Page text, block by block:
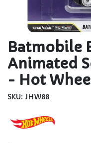
Batmobile
Animated
- Hot
SKU: JHW88